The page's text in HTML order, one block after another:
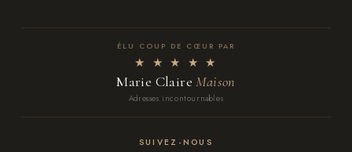
ÉLU COUP DE CŒUR PAR
★ ★ ★ ★ ★
Marie ClaireMaison
Adresses incontournables
SUIVEZ-NOUS